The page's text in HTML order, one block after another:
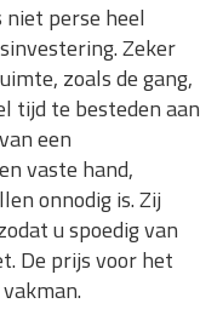
perse heel
Zeker
zoals de gang,
tijd te besteden aan
een
vaste hand,
onnodig is. Zij
u spoedig van
De prijs voor het